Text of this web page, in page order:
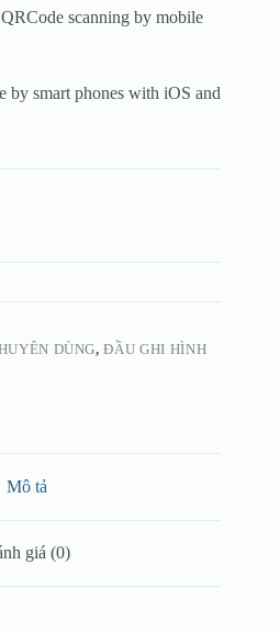
scanning by mobile
smart phones with iOS and
DÙNG,ĐẦU GHI HÌNH
Mô tả
giá (0)